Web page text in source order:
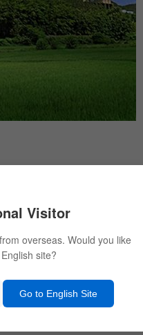
求日益严格。各国政府纷纷制
泥企业在市场竞争中，通过采
步和成本的降低。随着催化剂
Visitor
overseas. Would you like
site?
Go to English Site